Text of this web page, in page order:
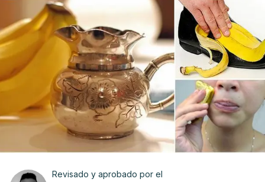
Revisado y aprobado por el